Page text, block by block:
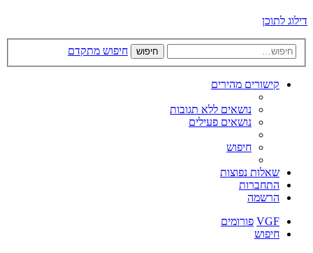
דילוג לתוכן
חיפוש חיפוש מתקדם
קישורים מהירים
נושאים ללא תגובות
נושאים פעילים
חיפוש
שאלות נפוצות
התחברות
הרשמה
VGF פורומים
חיפוש